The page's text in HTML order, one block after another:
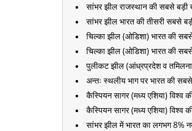
सांभर झील राजस्थान की सबसे बड़ी
सांभर झील भारत की तीसरी सबसे
चिल्का झील (ओडिशा) भारत की
चिल्का झील (ओडिशा) भारत की
पुलीकट झील (आंध्रप्रदेश व
अन्तः स्थलीय भाग पर भारत की
कैस्पियन सागर (मध्य एशिया) विश्व
कैस्पियन सागर (मध्य एशिया) विश्व
सांभर झील में भारत का लगभग 8%